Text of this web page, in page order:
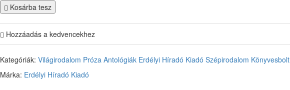
Kosárba tesz
Hozzáadás a kedvencekhez
Kategóriák: Világirodalom Próza Antológiák Erdélyi Híradó Kiadó Szépirodalom Könyvesbolt
Márka: Erdélyi Híradó Kiadó